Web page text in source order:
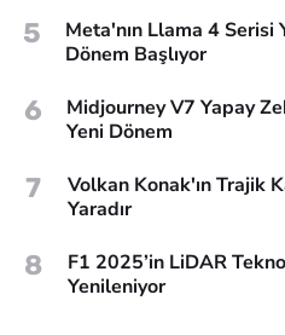
5
Meta'nın Llama 4 Serisi
Dönem Başlıyor
6
Midjourney V7 Yapay
Yeni Dönem
7
Volkan Konak'ın Trajik
Yaradır
8
F1 2025’in LiDAR
Yenileniyor